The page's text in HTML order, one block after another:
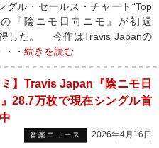
グル・セールス・チャート“Top
の『陰ニモ日向ニモ』が初週
した。 今作はTravis Japanの
・ 続きを読む
ミ】Travis Japan『陰ニモ日
28.7万枚で現在シングル首
音楽ニュース 2026年4月16日